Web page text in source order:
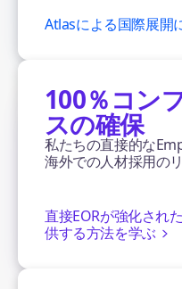
Atlasによる国際展開
100％コン
スの確保
私たちの直接的な
海外での人材採用の
直接EORが強化され
供する方法を学ぶ